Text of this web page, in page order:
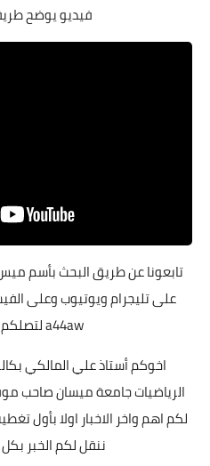
فيديو يوضح
تابعونا عن طريق البحث بأسم
على تليجرام ويوتيوب وعلى
a44aw لتصلكم اهم الاخبار.
اخوكم أستاذ علي المالكي
الرياضيات جامعة ميسان صاحب
لكم اهم واخر الاخبار اولا
ننقل لكم الخبر